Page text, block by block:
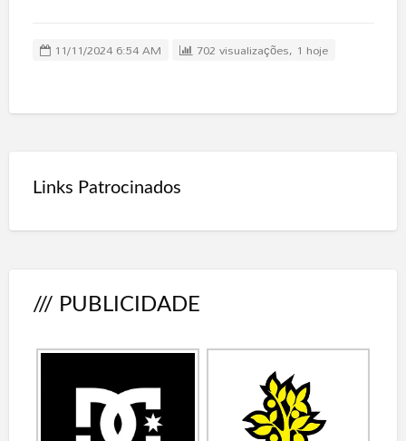
11/11/2024 6:54 AM 702 visualizações, 1 hoje
Links Patrocinados
/// PUBLICIDADE